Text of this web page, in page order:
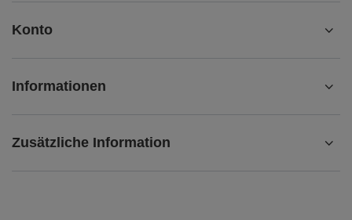
Konto
Informationen
Zusätzliche Information